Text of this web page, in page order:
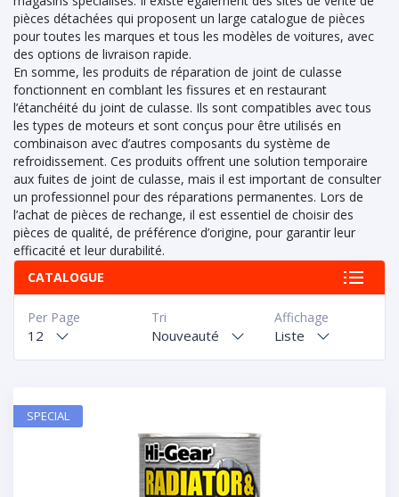
pièces détachées qui proposent un large catalogue de pièces
pour toutes les marques et tous les modèles de voitures, avec
des options de livraison rapide.
En somme, les produits de réparation de joint de culasse
fonctionnent en comblant les fissures et en restaurant
l’étanchéité du joint de culasse. Ils sont compatibles avec tous
les types de moteurs et sont conçus pour être utilisés en
combinaison avec d’autres composants du système de
refroidissement. Ces produits offrent une solution temporaire
aux fuites de joint de culasse, mais il est important de consulter
un professionnel pour des réparations permanentes. Lors de
l’achat de pièces de rechange, il est essentiel de choisir des
pièces de qualité, de préférence d’origine, pour garantir leur
efficacité et leur durabilité.
CATALOGUE
Affichage
Liste
Tri
Nouveauté
Per Page
12
SPECIAL